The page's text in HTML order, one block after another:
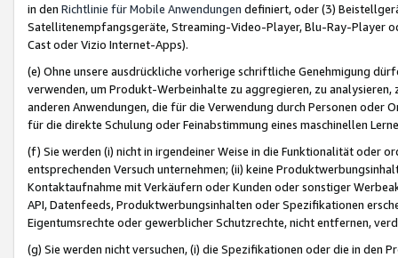
in den Richtlinie für Mobile Anwendungen definiert, oder (3)
Satellitenempfangsgeräte, Streaming-Video-Player, Blu-Ray-Player
Cast oder Vizio Internet-Apps).
(e) Ohne unsere ausdrückliche vorherige schriftliche Genehmigung
verwenden, um Produkt-Werbeinhalte zu aggregieren, zu
anderen Anwendungen, die für die Verwendung durch Personen
für die direkte Schulung oder Feinabstimmung eines maschinellen
(f) Sie werden (i) nicht in irgendeiner Weise in die Funktionalität oder
entsprechenden Versuch unternehmen; (ii) keine
Kontaktaufnahme mit Verkäufern oder Kunden oder sonstiger
API, Datenfeeds, Produktwerbungsinhalten oder Spezifikationen
Eigentumsrechte oder gewerblicher Schutzrechte, nicht entfernen,
(g) Sie werden nicht versuchen, (i) die Spezifikationen oder die in